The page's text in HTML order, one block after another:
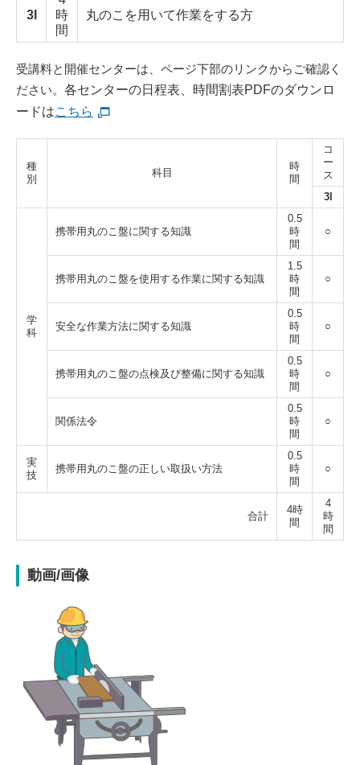
3l
時
間
丸のこを用いて作業をする方
受講料と開催センターは、ページ下部のリンクからご確認く
ださい。 各センターの日程表、時間割表PDFのダウンロ
ードはこちら
種
別
科目
時
間
コ
ー
ス
3l
学
科
携帯用丸のこ盤に関する知識
0.5
時
間
○
携帯用丸のこ盤を使用する作業に関する知識
1.5
時
間
○
安全な作業方法に関する知識
0.5
時
間
○
携帯用丸のこ盤の点検及び整備に関する知識
0.5
時
間
○
関係法令
0.5
時
間
○
実
技
携帯用丸のこ盤の正しい取扱い方法
0.5
時
間
○
合計
4時
間
4
時
間
動画/画像